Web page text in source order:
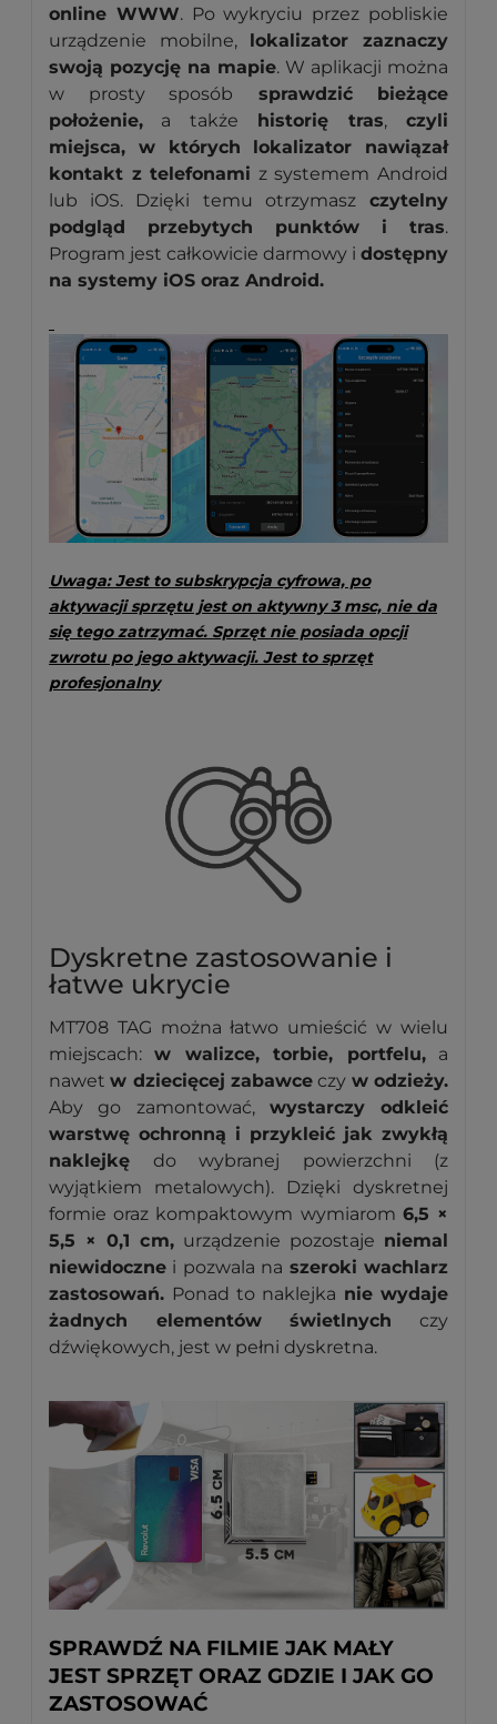
online WWW. Po wykryciu przez pobliskie
urządzenie mobilne,
lokalizator zaznaczy
swoją pozycję na mapie. W aplikacji można
w prosty sposób sprawdzić bieżące
położenie, a także historię tras,czyli
miejsca, w których lokalizator nawiązał
kontakt z telefonami z systemem Android
lub iOS. Dzięki temu otrzymaszczytelny
podgląd przebytych punktów i tras.
Program jest całkowicie darmowy i dostępny
na systemy iOS oraz Android.
Uwaga: Jest to subskrypcja cyfrowa, po
aktywacji sprzętu jest on aktywny 3 msc, nie da
się tego zatrzymać. Sprzęt nie posiada opcji
zwrotu po jego aktywacji. Jest to sprzęt
profesjonalny
Dyskretne zastosowanie i
łatwe ukrycie
MT708 TAG można łatwo umieścić w wielu
miejscach:w walizce, torbie, portfelu,a
nawetw dziecięcej zabawce czy w odzieży.
Aby go zamontować, wystarczy odkleić
warstwę ochronną i przykleić jak zwykłą
naklejkę do wybranej powierzchni (z
wyjątkiem metalowych). Dzięki dyskretnej
formie oraz kompaktowym wymiarom 6,5 ×
5,5 × 0,1 cm,urządzenie pozostaje niemal
niewidoczne i pozwala na szeroki wachlarz
zastosowań. Ponad to naklejka nie wydaje
żadnych elementów świetlnych czy
dźwiękowych, jest w pełni dyskretna.
SPRAWDŹ NA FILMIE JAK MAŁY
JEST SPRZĘT ORAZ GDZIE I JAK GO
ZASTOSOWAĆ